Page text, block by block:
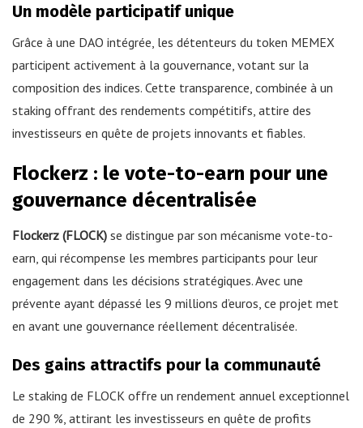
Un modèle participatif unique
Grâce à une DAO intégrée, les détenteurs du token MEMEX
participent activement à la gouvernance, votant sur la
composition des indices. Cette transparence, combinée à un
staking offrant des rendements compétitifs, attire des
investisseurs en quête de projets innovants et fiables.
Flockerz : le vote-to-earn pour une
gouvernance décentralisée
Flockerz (FLOCK) se distingue par son mécanisme vote-to-
earn, qui récompense les membres participants pour leur
engagement dans les décisions stratégiques. Avec une
prévente ayant dépassé les 9 millions d’euros, ce projet met
en avant une gouvernance réellement décentralisée.
Des gains attractifs pour la communauté
Le staking de FLOCK offre un rendement annuel exceptionnel
de 290 %, attirant les investisseurs en quête de profits